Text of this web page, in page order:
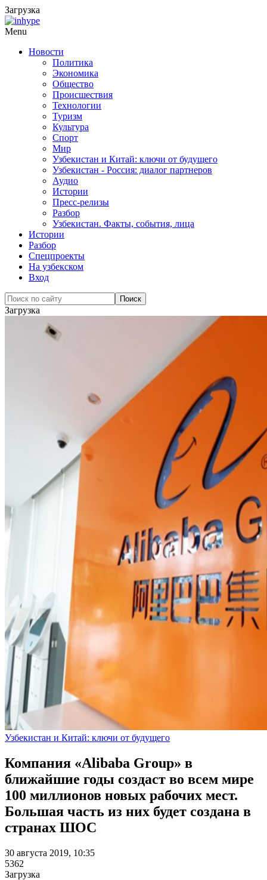
Загрузка
Menu
Новости
Политика
Экономика
Общество
Происшествия
Технологии
Туризм
Культура
Спорт
Мир
Узбекистан и Китай: ключи от будущего
Узбекистан - Россия: диалог партнеров
Аудио
Истории
Пресс-релизы
Разбор
Узбекистан. Факты, события, лица
Истории
Разбор
Спецпроекты
На узбекском
Вход
Загрузка
Узбекистан и Китай: ключи от будущего
Компания «Alibaba Group» в
ближайшие годы создаст во всем мире
100 миллионов новых рабочих мест.
Большая часть из них будет создана в
странах ШОС
30 августа 2019, 10:35
5362
Загрузка